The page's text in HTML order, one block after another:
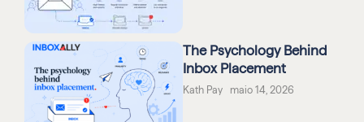
The Psychology Behind
Inbox Placement
Kath Pay maio 14, 2026